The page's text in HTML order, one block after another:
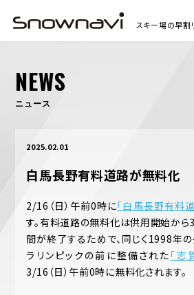
NEWS
ニュース
2025.02.01
白馬長野有料道路が無料化
2/16（日）午前0時に「白馬長野有料
す。有料道路の無料化は供用開始か
間が終了するためで、同じく1998年の
ラリンピックの前に整備された 「志
3/16（日）午前0時に無料化されます。